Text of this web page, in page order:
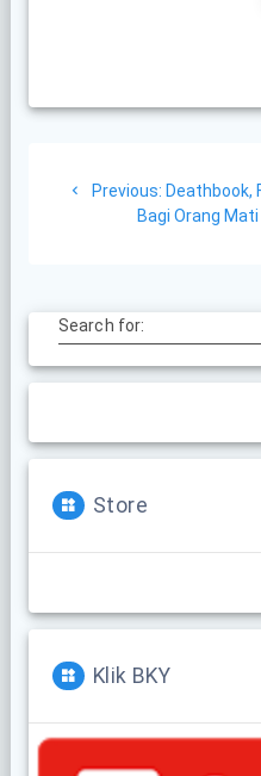
navigation
Previous: Previous
post:
Deathbook,
Bagi Orang Mati
Search for:
Store
Klik BKY